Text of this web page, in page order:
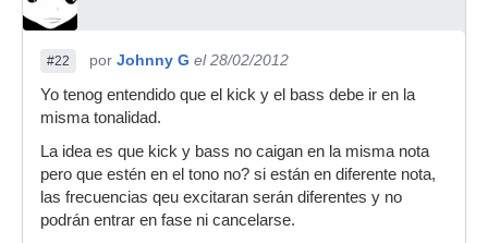
#22 por Johnny G el 28/02/2012
Yo tenog entendido que el kick y el bass debe ir en la
misma tonalidad.
La idea es que kick y bass no caigan en la misma nota
pero que estén en el tono no? si están en diferente nota,
las frecuencias qeu excitaran serán diferentes y no
podrán entrar en fase ni cancelarse.